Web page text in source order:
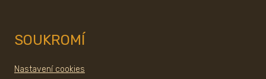
SOUKROMÍ
Nastavení cookies